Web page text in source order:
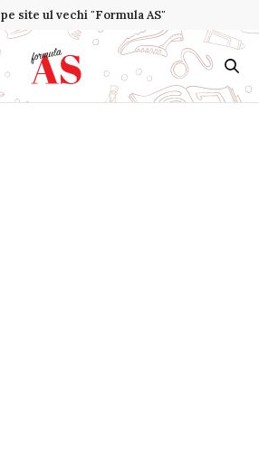
pe site ul vechi "Formula AS"